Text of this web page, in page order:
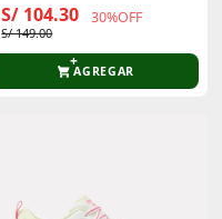
S/ 104.30 30%OFF
S/ 149.00
AGREGAR